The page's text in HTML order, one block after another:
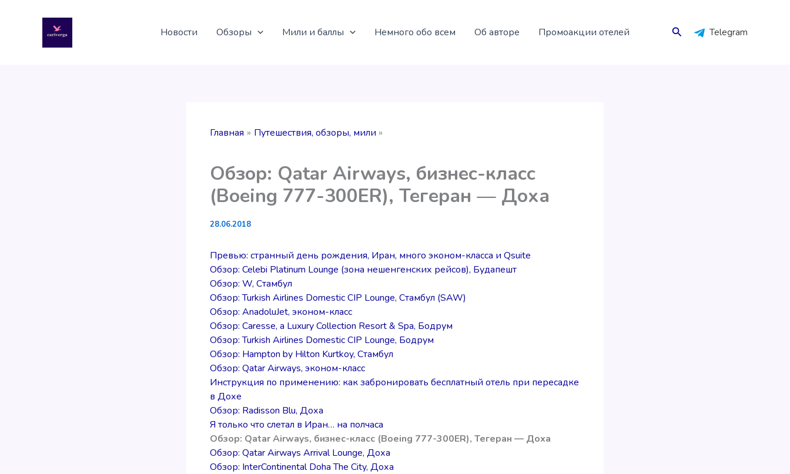
содержимому
Новости Обзоры Мили и баллы Немного обо всем Об авторе Промоакции отелей Поиск Telegram
Главная Путешествия, обзоры, мили
Обзор: Qatar Airways, бизнес-класс
(Boeing 777-300ER), Тегеран — Доха
28.06.2018
Превью: странный день рождения, Иран, много эконом-класса и Qsuite
Обзор: Celebi Platinum Lounge (зона нешенгенских рейсов), Будапешт
Обзор: W, Стамбул
Обзор: Turkish Airlines Domestic CIP Lounge, Стамбул (SAW)
Обзор: AnadoluJet, эконом-класс
Обзор: Caresse, a Luxury Collection Resort & Spa, Бодрум
Обзор: Turkish Airlines Domestic CIP Lounge, Бодрум
Обзор: Hampton by Hilton Kurtkoy, Стамбул
Обзор: Qatar Airways, эконом-класс
Инструкция по применению: как забронировать бесплатный отель при пересадке
в Дохе
Обзор: Radisson Blu, Доха
Я только что слетал в Иран… на полчаса
Обзор: Qatar Airways, бизнес-класс (Boeing 777-300ER), Тегеран — Доха
Обзор: Qatar Airways Arrival Lounge, Доха
Обзор: InterContinental Doha The City, Доха